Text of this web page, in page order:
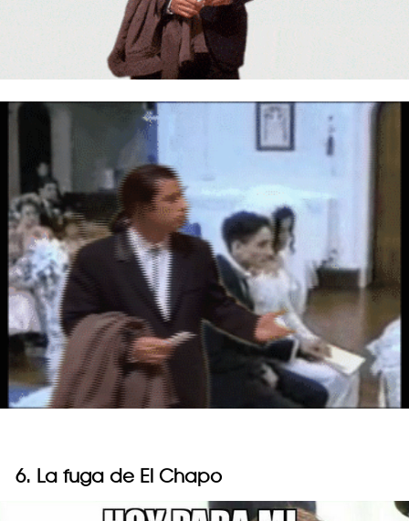
6. La fuga de El Chapo